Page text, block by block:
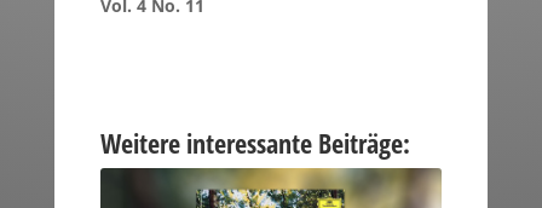
Vol. 4 No. 11
Weitere interessante Beiträge: